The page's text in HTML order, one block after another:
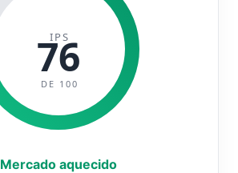
IPS
76
DE 100
Mercado aquecido